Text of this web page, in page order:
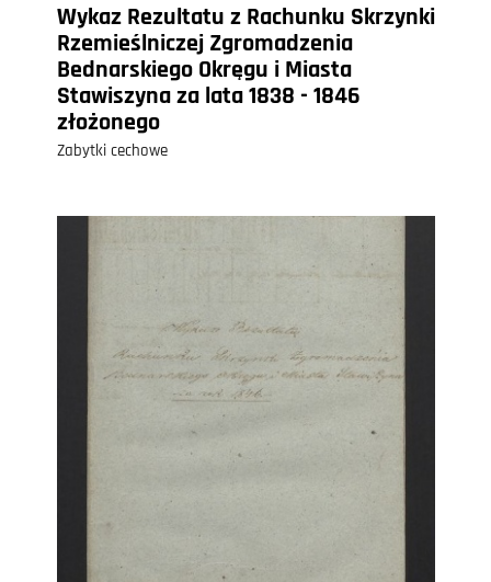
Wykaz Rezultatu z Rachunku Skrzynki
Rzemieślniczej Zgromadzenia
Bednarskiego Okręgu i Miasta
Stawiszyna za lata 1838 - 1846
złożonego
Zabytki cechowe